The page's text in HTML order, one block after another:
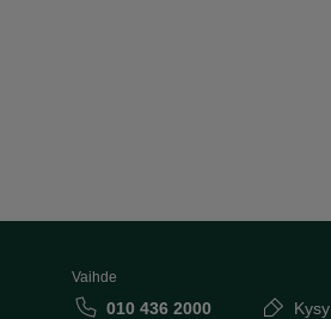
Vaihde
010 436 2000